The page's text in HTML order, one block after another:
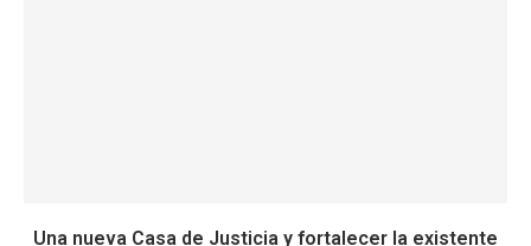
Una nueva Casa de Justicia y fortalecer la existente